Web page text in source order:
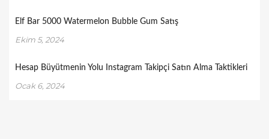
Elf Bar 5000 Watermelon Bubble Gum Satış
Ekim 5, 2024
Hesap Büyütmenin Yolu Instagram Takipçi Satın Alma Taktikleri
Ocak 6, 2024